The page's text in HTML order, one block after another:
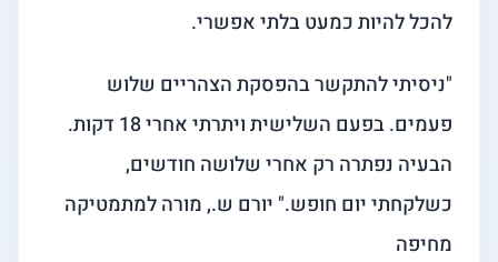
להכל להיות כמעט בלתי אפשרי.
"ניסיתי להתקשר בהפסקת הצהריים שלוש
פעמים. בפעם השלישית ויתרתי אחרי 18 דקות.
הבעיה נפתרה רק אחרי שלושה חודשים,
כשלקחתי יום חופש." יורם ש., מורה למתמטיקה
מחיפה